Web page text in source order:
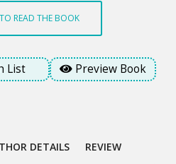
READ THE BOOK
List Preview Book
DETAILS REVIEW